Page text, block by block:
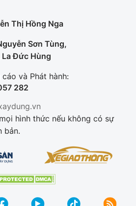
Thị Hồng Nga
Sơn Tùng,
Đức Hùng
cáo và Phát hành:
282
hình thức nếu không có sự
bản.